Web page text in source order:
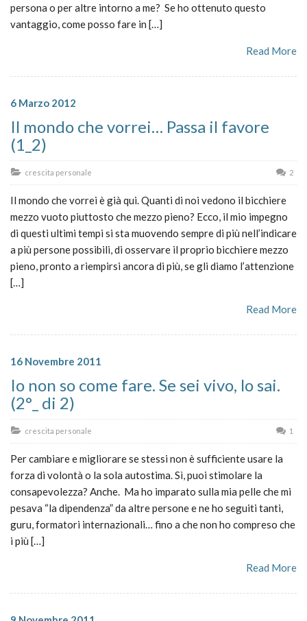
persona o per altre intorno a me? Se ho ottenuto questo
vantaggio, come posso fare in […]
Read More
6 Marzo 2012
Il mondo che vorrei… Passa il favore
(1_2)
crescita personale 2
Il mondo che vorrei è già qui. Quanti di noi vedono il bicchiere
mezzo vuoto piuttosto che mezzo pieno? Ecco, il mio impegno
di questi ultimi tempi si sta muovendo sempre di più nell’indicare
a più persone possibili, di osservare il proprio bicchiere mezzo
pieno, pronto a riempirsi ancora di più, se gli diamo l’attenzione
[…]
Read More
16 Novembre 2011
Io non so come fare. Se sei vivo, lo sai.
(2°_ di 2)
crescita personale 1
Per cambiare e migliorare se stessi non è sufficiente usare la
forza di volontà o la sola autostima. Sì, puoi stimolare la
consapevolezza? Anche. Ma ho imparato sulla mia pelle che mi
pesava “la dipendenza” da altre persone e ne ho seguiti tanti,
guru, formatori internazionali… fino a che non ho compreso che
i più […]
Read More